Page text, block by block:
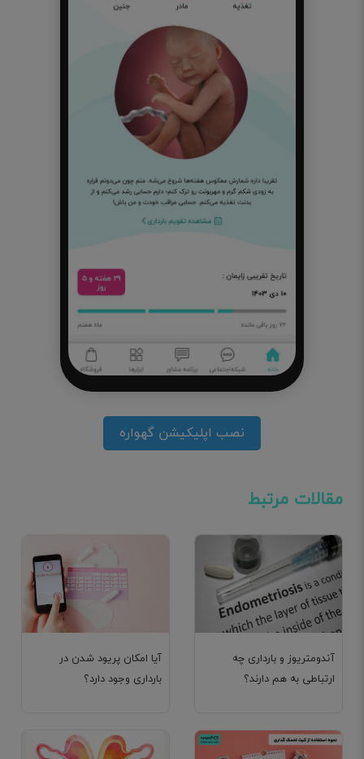
نصب اپلیکیشن گهواره
مقالات مرتبط
آیا امکان پریود شدن در
بارداری وجود دارد؟
آندومتریوز و بارداری چه
ارتباطی به هم دارند؟